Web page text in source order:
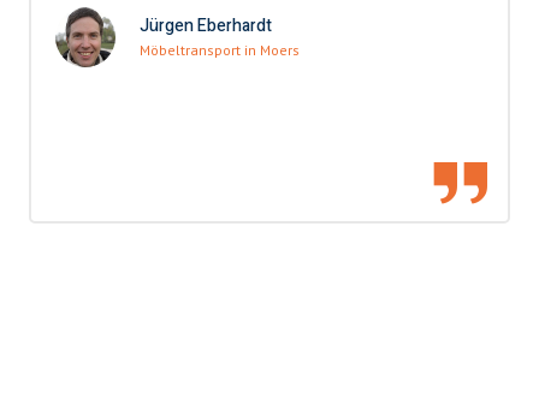
Jürgen Eberhardt
Möbeltransport in Moers